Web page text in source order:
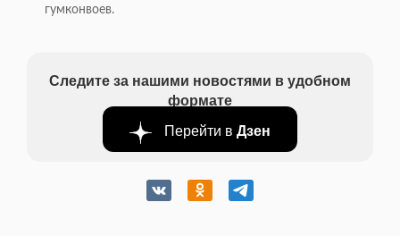
гумконвоев.
Следите за нашими новостями в удобном
формате
Перейти в Дзен